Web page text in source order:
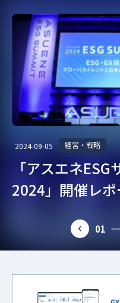
2024-09-05 経営・戦略
「アスエネESG
2024」開催レ
prev 01